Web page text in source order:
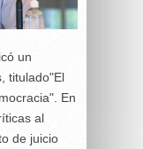
un
titulado"El
En
al
de juicio